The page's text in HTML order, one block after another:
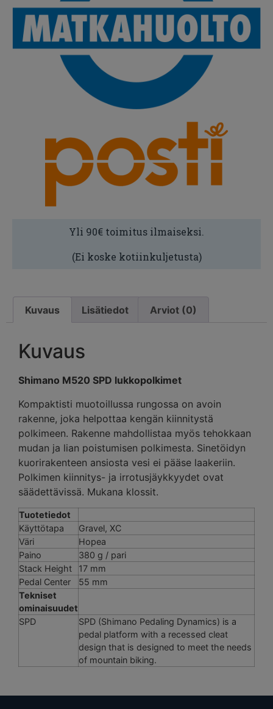
Yli 90€ toimitus ilmaiseksi.
(Ei koske kotiinkuljetusta)
Kuvaus Lisätiedot Arviot (0)
Kuvaus
Shimano M520 SPD lukkopolkimet
Kompaktisti muotoillussa rungossa on avoin
rakenne, joka helpottaa kengän kiinnitystä
polkimeen. Rakenne mahdollistaa myös tehokkaan
mudan ja lian poistumisen polkimesta. Sinetöidyn
kuorirakenteen ansiosta vesi ei pääse laakeriin.
Polkimen kiinnitys- ja irrotusjäykkyydet ovat
säädettävissä. Mukana klossit.
Tuotetiedot
Käyttötapa
Gravel, XC
Väri
Hopea
Paino
380 g / pari
Stack Height
17 mm
Pedal Center
55 mm
Tekniset
ominaisuudet
SPD
SPD (Shimano Pedaling Dynamics) is a
pedal platform with a recessed cleat
design that is designed to meet the needs
of mountain biking.